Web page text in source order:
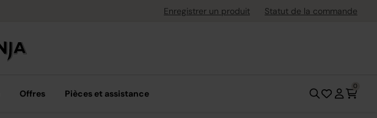
Livraison gratuite dès 40 € d'achatEnregistrer un produit Statut de la commande
Offres Pièces et assistance
0